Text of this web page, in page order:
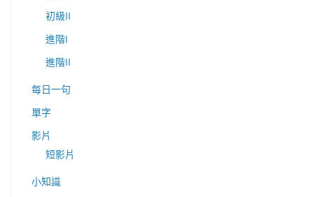
初級II
進階I
進階II
每日一句
單字
影片
短影片
小知識